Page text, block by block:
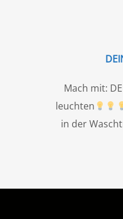
Mach mit:
leuchten
in der